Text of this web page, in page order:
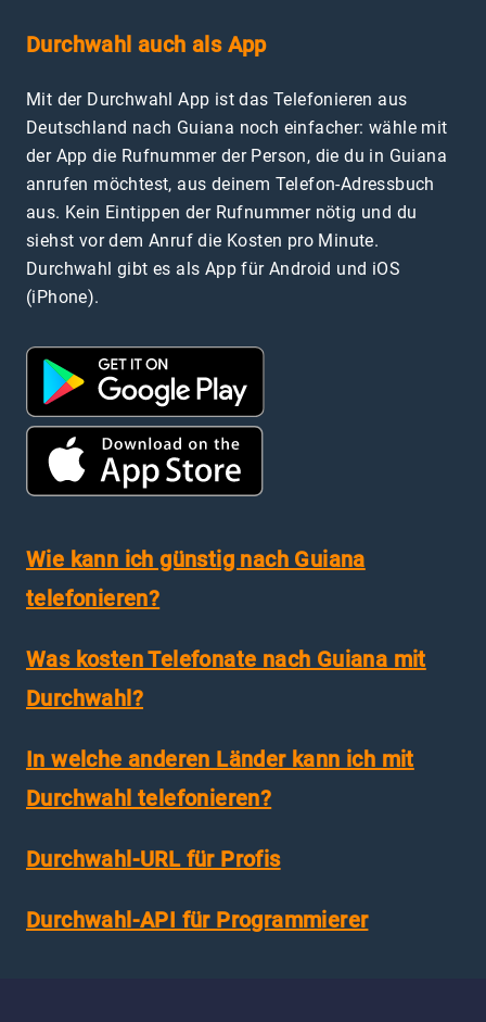
Durchwahl auch als App
Mit der Durchwahl App ist das Telefonieren aus
Deutschland nach Guiana noch einfacher: wähle mit
der App die Rufnummer der Person, die du in Guiana
anrufen möchtest, aus deinem Telefon-Adressbuch
aus. Kein Eintippen der Rufnummer nötig und du
siehst vor dem Anruf die Kosten pro Minute.
Durchwahl gibt es als App für Android und iOS
(iPhone).
Wie kann ich günstig nach Guiana
telefonieren?
Was kosten Telefonate nach Guiana mit
Durchwahl?
In welche anderen Länder kann ich mit
Durchwahl telefonieren?
Durchwahl-URL für Profis
Durchwahl-API für Programmierer